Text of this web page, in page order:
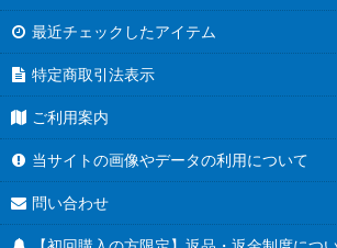
最近チェックしたアイテム
特定商取引法表示
ご利用案内
当サイトの画像やデータの利用について
問い合わせ